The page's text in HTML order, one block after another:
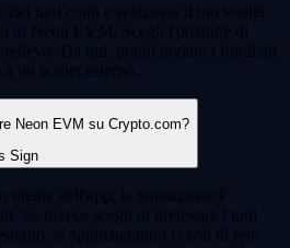
dei tuoi conti e seleziona il tuo wallet
di Neon EVM. Scegli l'opzione di
Da qui, potrai inviare i fondi ad
un wallet esterno.
Neon EVM su Crypto.com?
dell'app, la transazione è
Se invece scegli di prelevare i tuoi
si applicheranno i costi di rete